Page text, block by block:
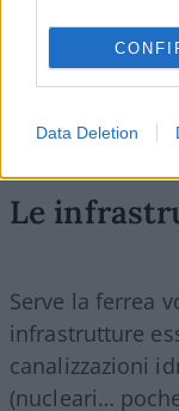
Data Deletion
nostre strade a
volontà, senza
scomparsa dai
Le
Serve la ferrea
infrastrutture
canalizzazioni
(nucleari…